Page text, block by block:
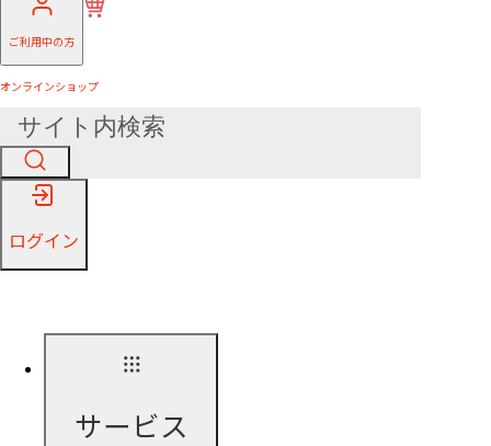
ご利用中の方
オンラインショップ
ログイン
サービス